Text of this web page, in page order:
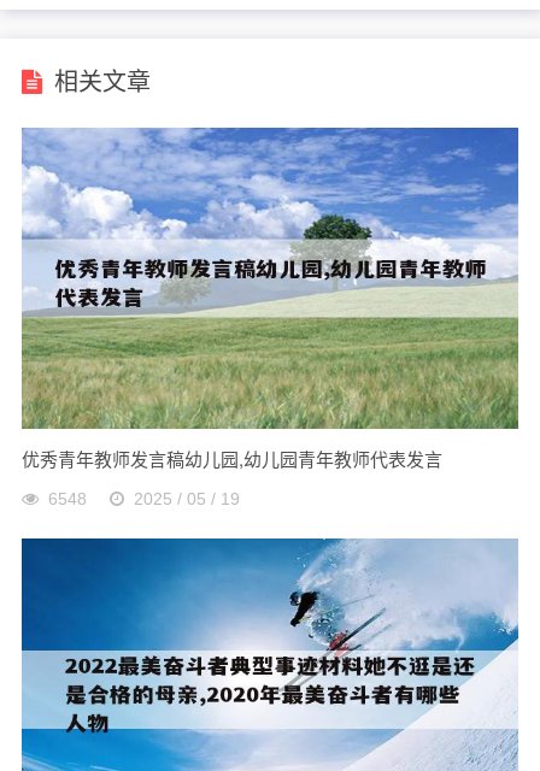
相关文章
优秀青年教师发言稿幼儿园,幼儿园青年教师代表发言
6548 2025 / 05 / 19